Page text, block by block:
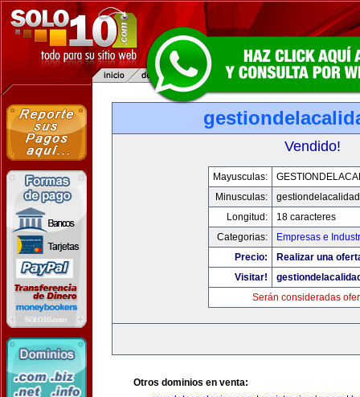
Vendido!
Mayusculas:
Minusculas:
Longitud:
18 caracteres
Categorias:
Empresas e
Precio:
Realizar una
Visitar!
Serán consideradas
Otros dominios en venta: